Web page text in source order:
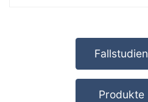
Fallstudien
Produkte